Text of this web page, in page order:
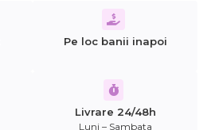
Pe loc banii inapoi
Livrare 24/48h
Luni – Sambata